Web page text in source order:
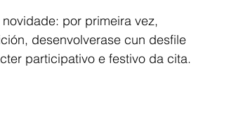
por primeira vez,
desenvolverase cun desfile
participativo e festivo da cita.